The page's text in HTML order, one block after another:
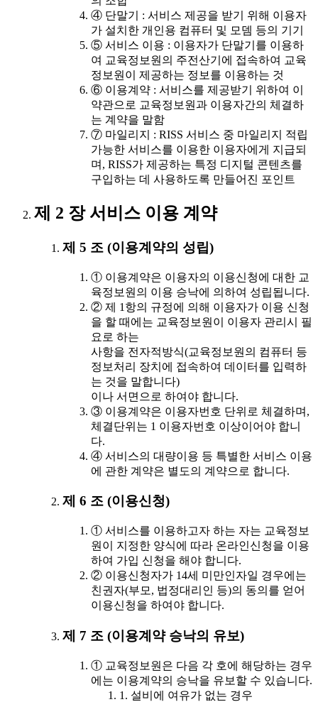
④ 단말기 : 서비스 제공을 받기 위해 이용자
가 설치한 개인용 컴퓨터 및 모뎀 등의 기기
⑤ 서비스 이용 : 이용자가 단말기를 이용하
여 교육정보원의 주전산기에 접속하여 교육
정보원이 제공하는 정보를 이용하는 것
⑥ 이용계약 : 서비스를 제공받기 위하여 이
약관으로 교육정보원과 이용자간의 체결하
는 계약을 말함
⑦ 마일리지 : RISS 서비스 중 마일리지 적립
가능한 서비스를 이용한 이용자에게 지급되
며, RISS가 제공하는 특정 디지털 콘텐츠를
구입하는 데 사용하도록 만들어진 포인트
제 2 장 서비스 이용 계약
제 5 조 (이용계약의 성립)
① 이용계약은 이용자의 이용신청에 대한 교
육정보원의 이용 승낙에 의하여 성립됩니다.
② 제 1항의 규정에 의해 이용자가 이용 신청
을 할 때에는 교육정보원이 이용자 관리시 필
요로 하는
사항을 전자적방식(교육정보원의 컴퓨터 등
정보처리 장치에 접속하여 데이터를 입력하
는 것을 말합니다)
이나 서면으로 하여야 합니다.
③ 이용계약은 이용자번호 단위로 체결하며,
체결단위는 1 이용자번호 이상이어야 합니
다.
④ 서비스의 대량이용 등 특별한 서비스 이용
에 관한 계약은 별도의 계약으로 합니다.
제 6 조 (이용신청)
① 서비스를 이용하고자 하는 자는 교육정보
원이 지정한 양식에 따라 온라인신청을 이용
하여 가입 신청을 해야 합니다.
② 이용신청자가 14세 미만인자일 경우에는
친권자(부모, 법정대리인 등)의 동의를 얻어
이용신청을 하여야 합니다.
제 7 조 (이용계약 승낙의 유보)
① 교육정보원은 다음 각 호에 해당하는 경우
에는 이용계약의 승낙을 유보할 수 있습니다.
1. 설비에 여유가 없는 경우